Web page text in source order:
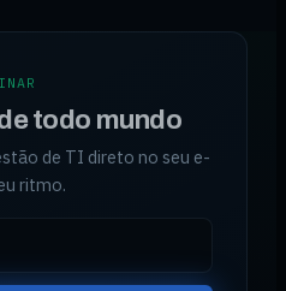
todo mundo
de TI direto no seu e-
ritmo.